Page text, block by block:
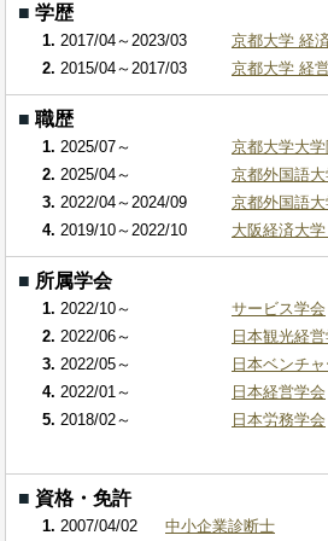
■ 学歴
1. 2017/04～2023/03
京都大学 経
2. 2015/04～2017/03 京都大学 経
■ 職歴
1. 2025/07～
京都大学大
2. 2025/04～
京都外国語
3. 2022/04～2024/09
京都外国語
4. 2019/10～2022/10 大阪経済大
■ 所属学会
1. 2022/10～
サービス学会
2. 2022/06～
日本観光経
3. 2022/05～
日本ベンチ
4. 2022/01～
日本経営学会
5. 2018/02～
日本労務学会
■ 資格・免許
1. 2007/04/02 中小企業診断士